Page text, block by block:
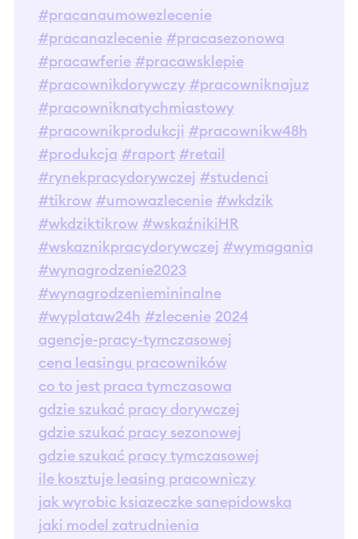
#pracanaumowezlecenie
#pracanazlecenie #pracasezonowa
#pracawferie #pracawsklepie
#pracownikdorywczy #pracowniknajuz
#pracowniknatychmiastowy
#pracownikprodukcji #pracownikw48h
#produkcja #raport #retail
#rynekpracydorywczej #studenci
#tikrow #umowazlecenie #wkdzik
#wkdziktikrow #wskaźnikiHR
#wskaznikpracydorywczej #wymagania
#wynagrodzenie2023
#wynagrodzeniemininalne
#wyplataw24h #zlecenie 2024
agencje-pracy-tymczasowej
cena leasingu pracowników
co to jest praca tymczasowa
gdzie szukać pracy dorywczej
gdzie szukać pracy sezonowej
gdzie szukać pracy tymczasowej
ile kosztuje leasing pracowniczy
jak wyrobic ksiazeczke sanepidowska
jaki model zatrudnienia